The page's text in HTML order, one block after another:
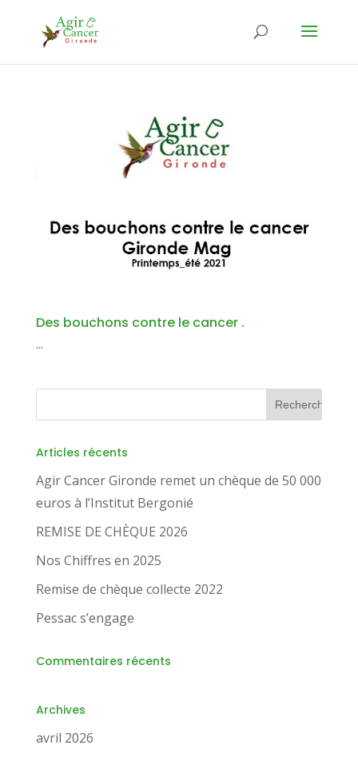
Des bouchons contre le cancer .
...
Articles récents
Agir Cancer Gironde remet un chèque de 50 000
euros à l’Institut Bergonié
REMISE DE CHÈQUE 2026
Nos Chiffres en 2025
Remise de chèque collecte 2022
Pessac s’engage
Commentaires récents
Archives
avril 2026